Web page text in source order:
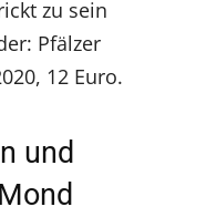
zu sein
Pfälzer
12 Euro.
und